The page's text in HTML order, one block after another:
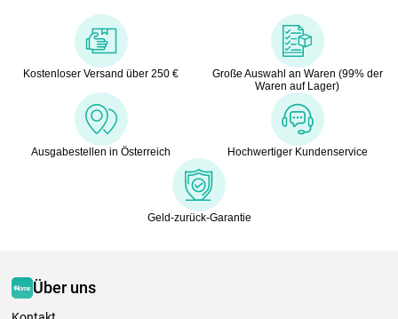
Kostenloser Versand über 250 €
Große Auswahl an Waren (99% der
Waren auf Lager)
Ausgabestellen in Österreich Hochwertiger Kundenservice
Geld-zurück-Garantie
Über uns